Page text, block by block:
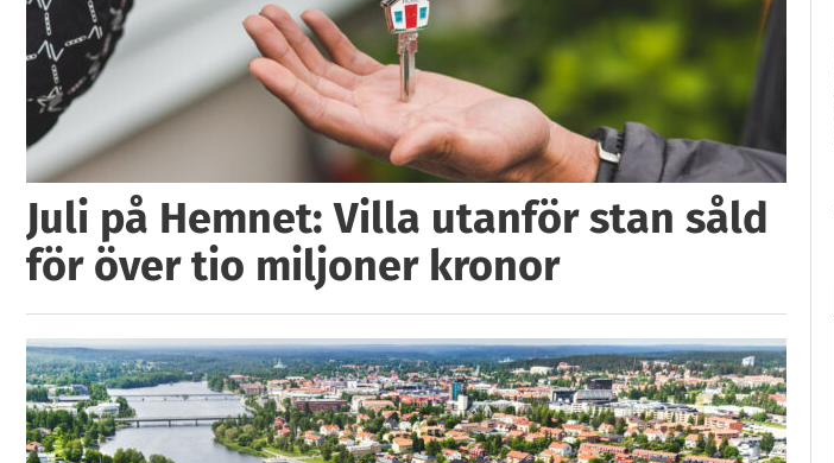
Juli på Hemnet: Villa utanför stan såld
för över tio miljoner kronor